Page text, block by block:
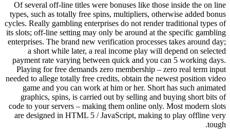
Of several off-line titles were bonuses like those inside the on line
types, such as totally free spins, multipliers, otherwise added bonus
cycles. Really gambling enterprises do not render traditional types of
its slots; off-line setting may only be around at the specific gambling
enterprises. The brand new verification processes takes around day;
a short while later, a real income play will depend on selected
payment rate varying between quick and you can 5 working days.
Playing for free demands zero membership – zero real term input
needed to allege totally free credits, obtain the newest position video
game and you can work at him or her. Short has such animated
graphics, spins, is carried out by selling and buying short bits of
code to your servers – making them online only. Most modern slots
are designed in HTML 5 / JavaScript, making to play offline very
tough.